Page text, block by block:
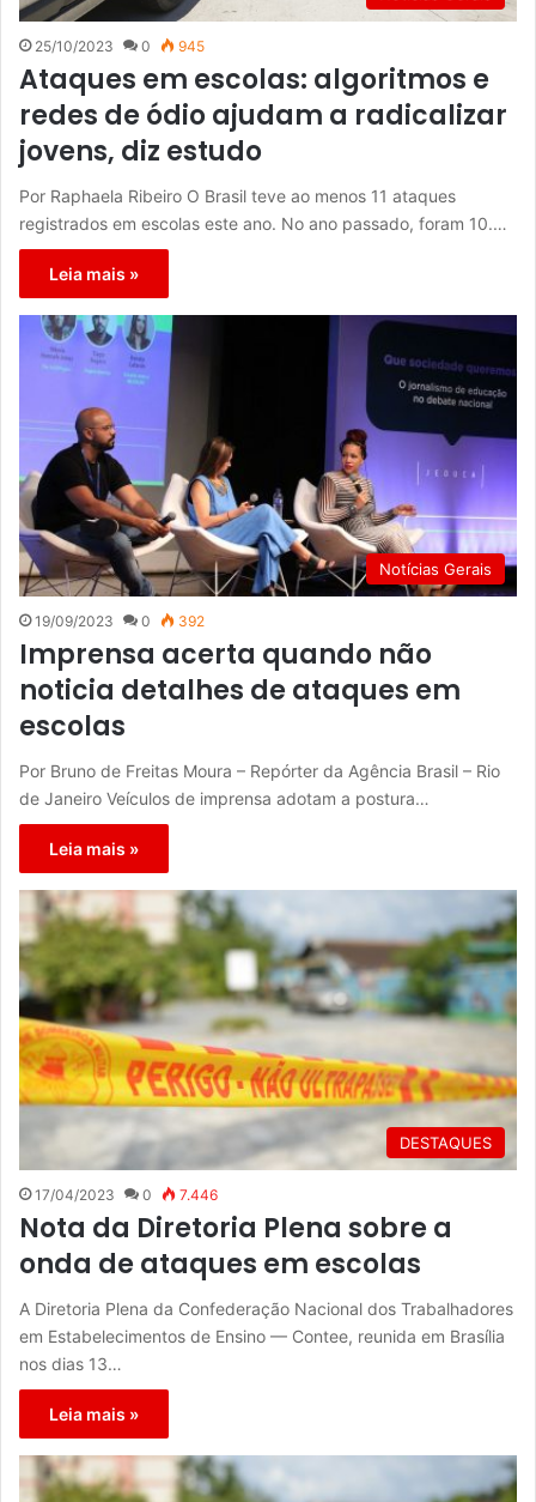
25/10/2023 0 945
Ataques em escolas: algoritmos e
redes de ódio ajudam a radicalizar
jovens, diz estudo
Por Raphaela Ribeiro O Brasil teve ao menos 11 ataques
registrados em escolas este ano. No ano passado, foram 10.…
Leia mais »
Notícias Gerais
19/09/2023 0 392
Imprensa acerta quando não
noticia detalhes de ataques em
escolas
Por Bruno de Freitas Moura – Repórter da Agência Brasil – Rio
de Janeiro Veículos de imprensa adotam a postura…
Leia mais »
DESTAQUES
17/04/2023 0 7.446
Nota da Diretoria Plena sobre a
onda de ataques em escolas
A Diretoria Plena da Confederação Nacional dos Trabalhadores
em Estabelecimentos de Ensino — Contee, reunida em Brasília
nos dias 13…
Leia mais »